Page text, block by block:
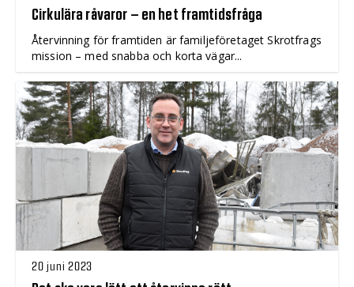
Cirkulära råvaror – en het framtidsfråga
Återvinning för framtiden är familjeföretaget Skrotfrags
mission – med snabba och korta vägar...
20 juni 2023